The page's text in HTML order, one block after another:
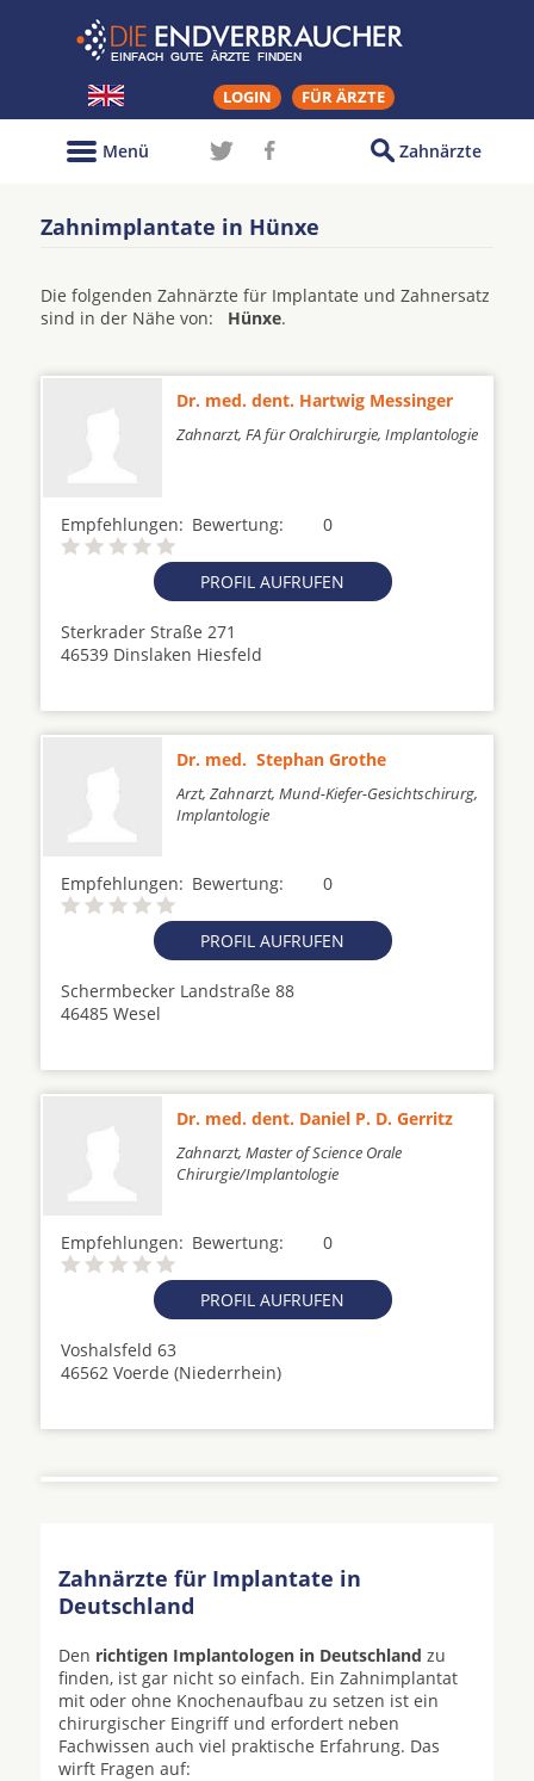
LOGIN FÜR ÄRZTE
Zahnärzte
Menü
Zahnimplantate in Hünxe
Die folgenden Zahnärzte für Implantate und Zahnersatz
sind in der Nähe von: Hünxe.
Dr. med. dent. Hartwig Messinger
Zahnarzt, FA für Oralchirurgie, Implantologie
Empfehlungen: 0
Bewertung:
PROFIL AUFRUFEN
Sterkrader Straße 271
46539 Dinslaken Hiesfeld
Dr. med. Stephan Grothe
Arzt, Zahnarzt, Mund-Kiefer-Gesichtschirurg,
Implantologie
Empfehlungen: 0
Bewertung:
PROFIL AUFRUFEN
Schermbecker Landstraße 88
46485 Wesel
Dr. med. dent. Daniel P. D. Gerritz
Zahnarzt, Master of Science Orale
Chirurgie/Implantologie
Empfehlungen: 0
Bewertung:
PROFIL AUFRUFEN
Voshalsfeld 63
46562 Voerde (Niederrhein)
Zahnärzte für Implantate in
Deutschland
Den richtigen Implantologen in Deutschland zu
finden, ist gar nicht so einfach. Ein Zahnimplantat
mit oder ohne Knochenaufbau zu setzen ist ein
chirurgischer Eingriff und erfordert neben
Fachwissen auch viel praktische Erfahrung. Das
wirft Fragen auf: